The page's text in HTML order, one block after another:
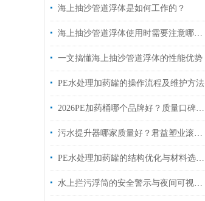
海上抽沙管道浮体是如何工作的？
海上抽沙管道浮体使用时需要注意哪些方面
一文搞懂海上抽沙管道浮体的性能优势
PE水处理加药罐的操作流程及维护方法
2026PE加药桶哪个品牌好？质量口碑、技术实力、性价比全面解析
污水提升器哪家质量好？君益塑业滚塑污水提升设备技术详解
PE水处理加药罐的结构优化与材料选择分析
水上拦污浮筒的安全警示与夜间可视性设计方案